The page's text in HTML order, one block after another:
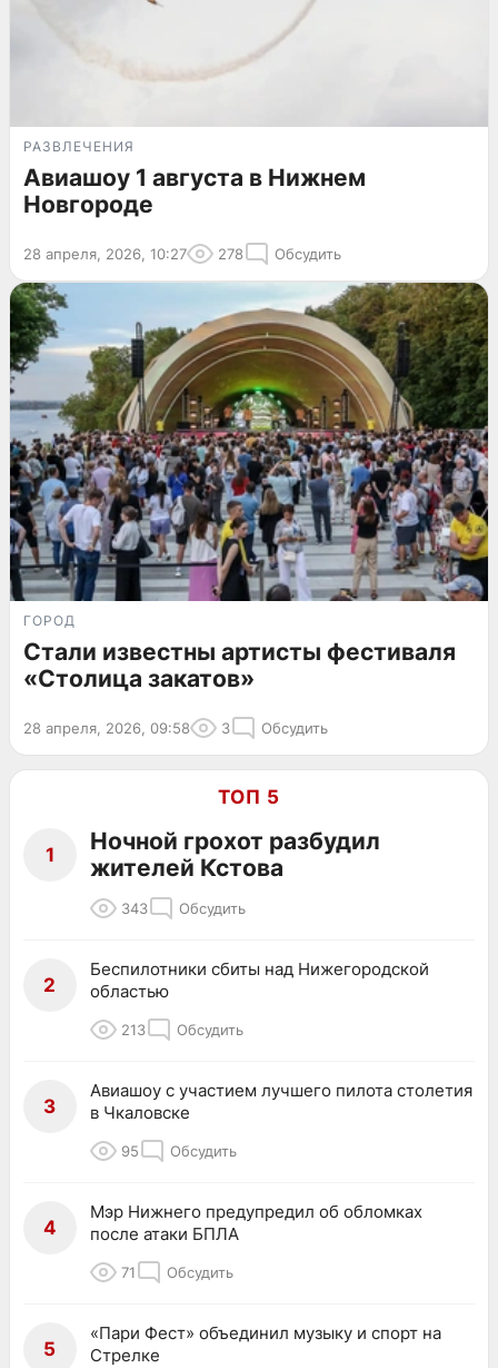
РАЗВЛЕЧЕНИЯ
Авиашоу 1 августа в Нижнем
Новгороде
28 апреля, 2026, 10:27 278 Обсудить
ГОРОД
Стали известны артисты фестиваля
«Столица закатов»
28 апреля, 2026, 09:58 3 Обсудить
ТОП 5
1
Ночной грохот разбудил
жителей Кстова
343 Обсудить
2
Беспилотники сбиты над Нижегородской
областью
213 Обсудить
3
Авиашоу с участием лучшего пилота столетия
в Чкаловске
95 Обсудить
4
Мэр Нижнего предупредил об обломках
после атаки БПЛА
71 Обсудить
5
«Пари Фест» объединил музыку и спорт на
Стрелке